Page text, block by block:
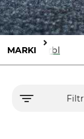
MARKI Kerbl